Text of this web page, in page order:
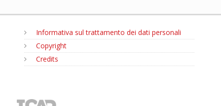
Informativa sul trattamento dei dati personali
Copyright
Credits